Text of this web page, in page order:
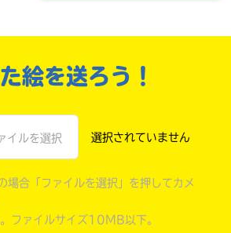
自分だけの
本だなが作れる！
絵を送ろう！
イルを選択
場合「ファイルを選択」を押してカメ
ァイルサイズ10MB以下。